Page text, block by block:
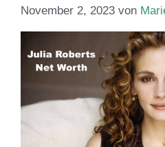
November 2, 2023 von